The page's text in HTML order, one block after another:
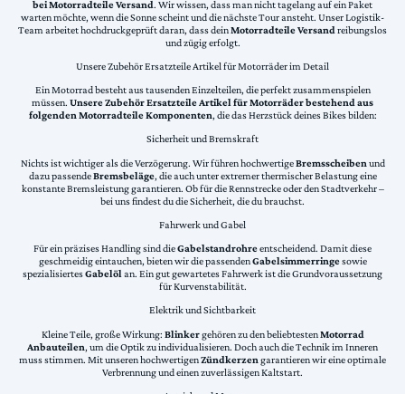
bei Motorradteile Versand. Wir wissen, dass man nicht tagelang auf ein Paket
warten möchte, wenn die Sonne scheint und die nächste Tour ansteht. Unser Logistik-
Team arbeitet hochdruckgeprüft daran, dass deinMotorradteile Versand reibungslos
und zügig erfolgt.
Unsere Zubehör Ersatzteile Artikel für Motorräder im Detail
Ein Motorrad besteht aus tausenden Einzelteilen, die perfekt zusammenspielen
müssen. Unsere Zubehör Ersatzteile Artikel für Motorräder bestehend aus
folgenden Motorradteile Komponenten, die das Herzstück deines Bikes bilden:
Sicherheit und Bremskraft
Nichts ist wichtiger als die Verzögerung. Wir führen hochwertigeBremsscheiben und
dazu passendeBremsbeläge, die auch unter extremer thermischer Belastung eine
konstante Bremsleistung garantieren. Ob für die Rennstrecke oder den Stadtverkehr –
bei uns findest du die Sicherheit, die du brauchst.
Fahrwerk und Gabel
Für ein präzises Handling sind dieGabelstandrohreentscheidend. Damit diese
geschmeidig eintauchen, bieten wir die passendenGabelsimmerringesowie
spezialisiertesGabelölan. Ein gut gewartetes Fahrwerk ist die Grundvoraussetzung
für Kurvenstabilität.
Elektrik und Sichtbarkeit
Kleine Teile, große Wirkung: Blinkergehören zu den beliebtestenMotorrad
Anbauteilen, um die Optik zu individualisieren. Doch auch die Technik im Inneren
muss stimmen. Mit unseren hochwertigenZündkerzen garantieren wir eine optimale
Verbrennung und einen zuverlässigen Kaltstart.